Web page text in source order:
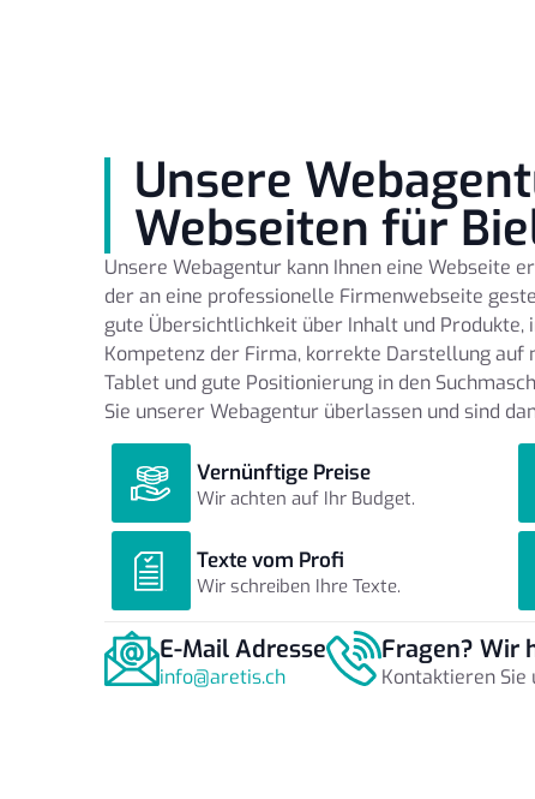
Unsere
Webseiten für
Unsere Webagentur kann Ihnen eine Webseite
der an eine professionelle Firmenwebseite
gute Übersichtlichkeit über Inhalt und
Kompetenz der Firma, korrekte Darstellung auf
Tablet und gute Positionierung in den
Sie unserer Webagentur überlassen und sind
Vernünftige Preise
Wir achten auf Ihr Budget.
Texte vom Profi
Wir schreiben Ihre Texte.
E-Mail Adresse
info@aretis.ch
Fragen? Wir
Kontaktieren Sie